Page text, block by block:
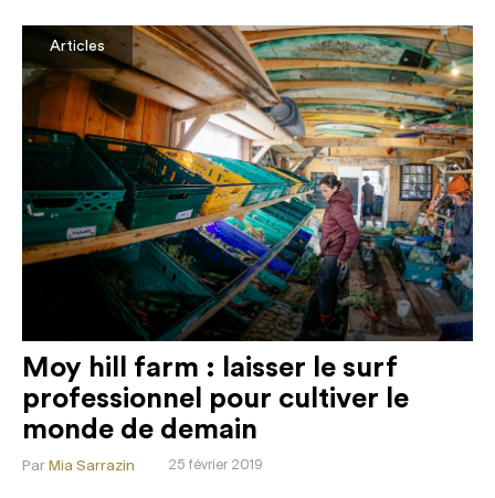
Articles
Moy hill farm : laisser le surf
professionnel pour cultiver le
monde de demain
25 février 2019
Par Mia Sarrazin